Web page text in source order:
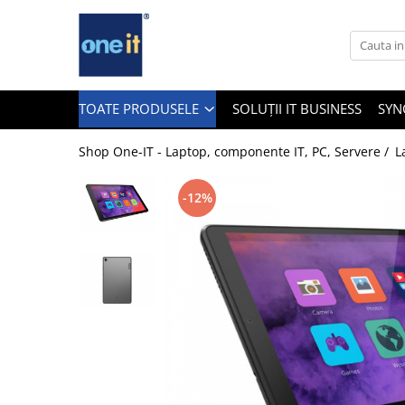
Toate Produsele
Notebook Consumer
Componente Laptop
Tablete & accesorii
TOATE PRODUSELE SOLUȚII IT BUSINESS
Shop One-IT - Laptop, componente IT, PC, Servere /
-12%